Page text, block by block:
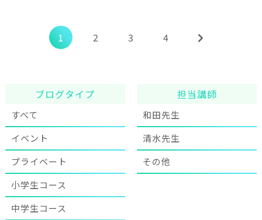
1 2 3 4
ブログタイプ
すべて
イベント
プライベート
小学生コース
中学生コース
担当講師
和田先生
清水先生
その他